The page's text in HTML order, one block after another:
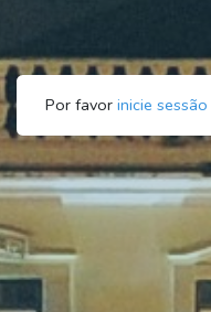
Por favor inicie sessão